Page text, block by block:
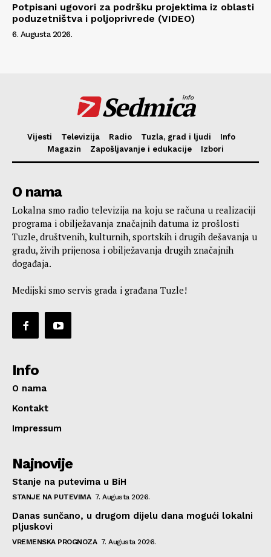
Potpisani ugovori za podršku projektima iz oblasti
poduzetništva i poljoprivrede (VIDEO)
6. Augusta 2026.
Sedmica
info
Vijesti Televizija Radio Tuzla, grad i ljudi
Info
Magazin
Zapošljavanje i edukacije Izbori
O nama
Lokalna smo radio televizija na koju se računa u realizaciji
programa i obilježavanja značajnih datuma iz prošlosti
Tuzle, društvenih, kulturnih, sportskih i drugih dešavanja u
gradu, živih prijenosa i obilježavanja drugih značajnih
događaja.
Medijski smo servis grada i građana Tuzle!
Info
O nama
Kontakt
Impressum
Najnovije
Stanje na putevima u BiH
STANJE NA PUTEVIMA 7. Augusta 2026.
Danas sunčano, u drugom dijelu dana mogući lokalni
pljuskovi
VREMENSKA PROGNOZA 7. Augusta 2026.